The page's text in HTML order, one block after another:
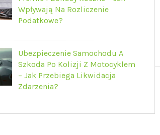
Wpływają Na Rozliczenie
Podatkowe?
Ubezpieczenie Samochodu A
Szkoda Po Kolizji Z Motocyklem
– Jak Przebiega Likwidacja
Zdarzenia?